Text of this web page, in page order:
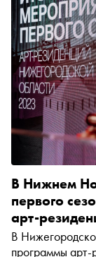
В Нижнем
первого
арт-
В
программы арт-